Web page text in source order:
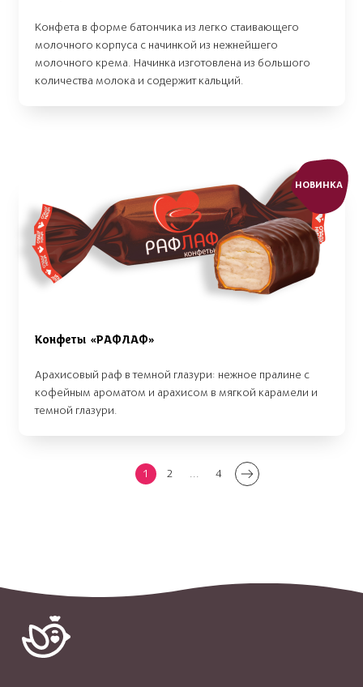
Конфета в форме батончика из легко стаивающего
молочного корпуса с начинкой из нежнейшего
молочного крема. Начинка изготовлена из большого
количества молока и содержит кальций.
НОВИНКА
Конфеты «РАФЛАФ»
Арахисовый раф в темной глазури: нежное пралине с
кофейным ароматом и арахисом в мягкой карамели и
темной глазури.
1 2 ... 4